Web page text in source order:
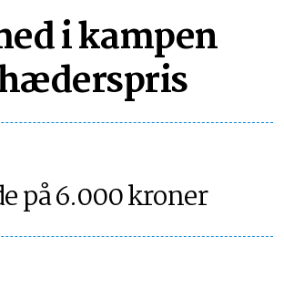
i kampen
på 6.000 kroner